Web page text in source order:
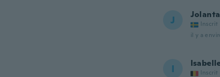
J Jolanta
Inscrit
il y a
I Inscrit